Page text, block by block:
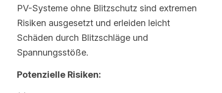
PV-Systeme ohne Blitzschutz sind extremen
Risiken ausgesetzt und erleiden leicht
Schäden durch Blitzschläge und
Spannungsstöße.
Potenzielle Risiken: